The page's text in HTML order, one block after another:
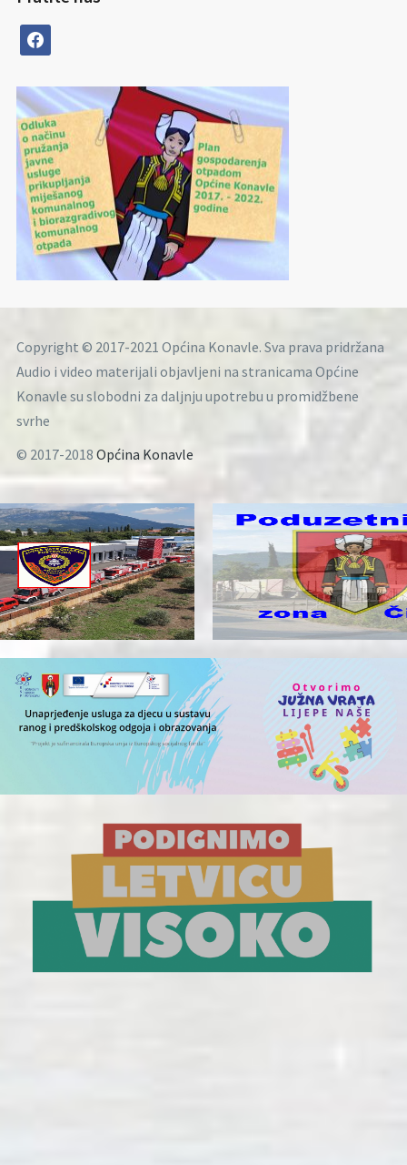
facebook
Copyright © 2017-2021 Općina Konavle. Sva prava pridržana
Audio i video materijali objavljeni na stranicama Općine
Konavle su slobodni za daljnju upotrebu u promidžbene
svrhe
© 2017-2018 Općina Konavle